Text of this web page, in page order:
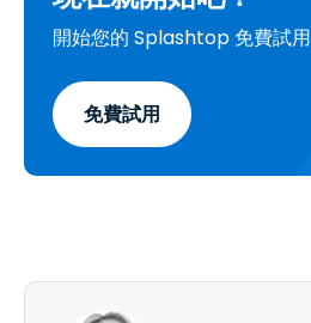
開始您的 Splashtop 免費試用
免費試用